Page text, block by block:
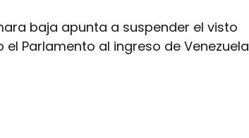
baja apunta a suspender el visto
Parlamento al ingreso de Venezuela